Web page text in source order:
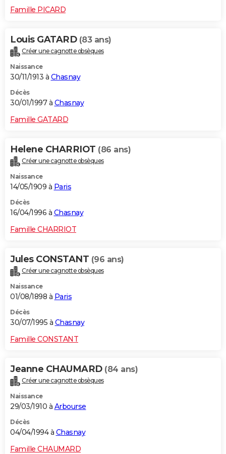
Famille PICARD
Louis GATARD (83 ans)
Créer une cagnotte obsèques
Naissance
30/11/1913 à Chasnay
Décès
30/01/1997 à Chasnay
Famille GATARD
Helene CHARRIOT (86 ans)
Créer une cagnotte obsèques
Naissance
14/05/1909 à Paris
Décès
16/04/1996 à Chasnay
Famille CHARRIOT
Jules CONSTANT (96 ans)
Créer une cagnotte obsèques
Naissance
01/08/1898 à Paris
Décès
30/07/1995 à Chasnay
Famille CONSTANT
Jeanne CHAUMARD (84 ans)
Créer une cagnotte obsèques
Naissance
29/03/1910 à Arbourse
Décès
04/04/1994 à Chasnay
Famille CHAUMARD